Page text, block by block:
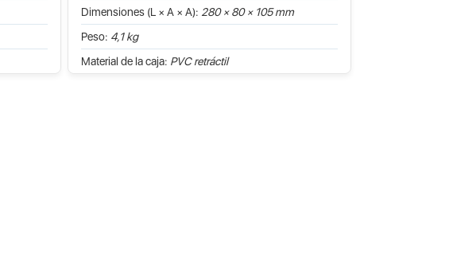
Dimensiones (L × A × A): 280 × 80 × 105 mm
Peso: 4,1 kg
Material de la caja: PVC retráctil